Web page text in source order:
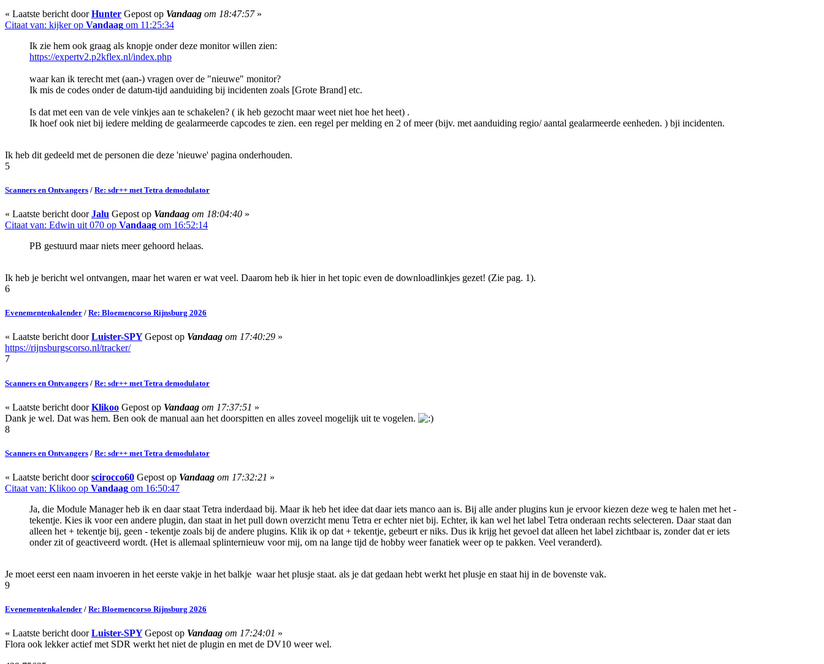
« Laatste bericht doorHunter Gepost op Vandaag om 18:47:57»
Citaat van: kijker op Vandaag om 11:25:34
Ik zie hem ook graag als knopje onder deze monitor willen zien:
https://expertv2.p2kflex.nl/index.php
waar kan ik terecht met (aan-) vragen over de "nieuwe" monitor?
Ik mis de codes onder de datum-tijd aanduiding bij incidenten zoals [Grote Brand] etc.
Is dat met een van de vele vinkjes aan te schakelen? ( ik heb gezocht maar weet niet hoe het heet) .
Ik hoef ook niet bij iedere melding de gealarmeerde capcodes te zien. een regel per melding en 2 of meer (bijv. met aanduiding regio/ aantal gealarmeerde eenheden. ) bji incidenten.
Ik heb dit gedeeld met de personen die deze 'nieuwe' pagina onderhouden.
5
Scanners en Ontvangers / Re: sdr++ met Tetra demodulator
« Laatste bericht doorJalu Gepost op Vandaag om 18:04:40 »
Citaat van: Edwin uit 070 op Vandaag om 16:52:14
PB gestuurd maar niets meer gehoord helaas.
Ik heb je bericht wel ontvangen, maar het waren er wat veel. Daarom heb ik hier in het topic even de downloadlinkjes gezet! (Zie pag. 1).
6
Evenementenkalender / Re: Bloemencorso Rijnsburg 2026
« Laatste bericht doorLuister-SPY Gepost op Vandaag om 17:40:29 »
https://rijnsburgscorso.nl/tracker/
7
Scanners en Ontvangers / Re: sdr++ met Tetra demodulator
« Laatste bericht doorKlikoo Gepost op Vandaag om 17:37:51 »
Dank je wel. Dat was hem. Ben ook de manual aan het doorspitten en alles zoveel mogelijk uit te vogelen.
8
Scanners en Ontvangers / Re: sdr++ met Tetra demodulator
« Laatste bericht doorscirocco60 Gepost op Vandaag om 17:32:21 »
Citaat van: Klikoo op Vandaag om 16:50:47
Ja, die Module Manager heb ik en daar staat Tetra inderdaad bij. Maar ik heb het idee dat daar iets manco aan is. Bij alle ander plugins kun je ervoor kiezen deze weg te halen met het -
tekentje. Kies ik voor een andere plugin, dan staat in het pull down overzicht menu Tetra er echter niet bij. Echter, ik kan wel het label Tetra onderaan rechts selecteren. Daar staat dan
alleen het + tekentje bij, geen - tekentje zoals bij de andere plugins. Klik ik op dat + tekentje, gebeurt er niks. Dus ik krijg het gevoel dat alleen het label zichtbaar is, zonder dat er iets
onder zit of geactiveerd wordt. (Het is allemaal splinternieuw voor mij, om na lange tijd de hobby weer fanatiek weer op te pakken. Veel veranderd).
Je moet eerst een naam invoeren in het eerste vakje in het balkje waar het plusje staat. als je dat gedaan hebt werkt het plusje en staat hij in de bovenste vak.
9
Evenementenkalender / Re: Bloemencorso Rijnsburg 2026
« Laatste bericht doorLuister-SPY Gepost op Vandaag om 17:24:01 »
Flora ook lekker actief met SDR werkt het niet de plugin en met de DV10 weer wel.